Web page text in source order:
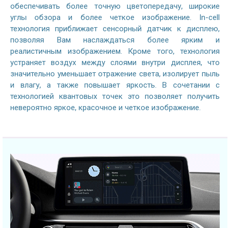
обеспечивать более точную цветопередачу, широкие
углы обзора и более четкое изображение. In-cell
технология приближает сенсорный датчик к дисплею,
позволяя Вам наслаждаться более ярким и
реалистичным изображением. Кроме того, технология
устраняет воздух между слоями внутри дисплея, что
значительно уменьшает отражение света, изолирует пыль
и влагу, а также повышает яркость. В сочетании с
технологией квантовых точек это позволяет получить
невероятно яркое, красочное и четкое изображение.